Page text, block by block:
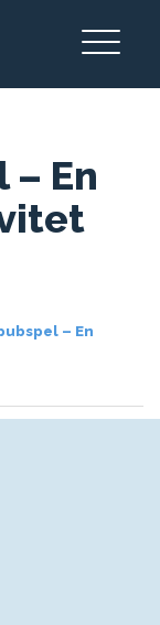
En
– En